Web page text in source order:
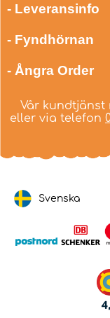
- Leveransinfo
- Fyndhörnan
- Ångra Order
Vår kundtjänst
eller via telefon
Svenska